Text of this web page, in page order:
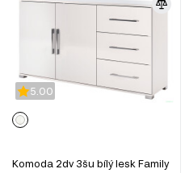
5.00
Komoda 2dv 3šu bílý lesk Family